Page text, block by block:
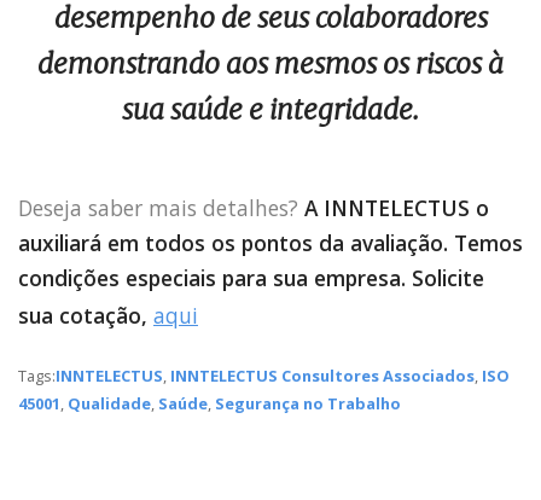
desempenho de seus colaboradores
demonstrando aos mesmos os riscos à
sua saúde e integridade.
Deseja saber mais detalhes? A INNTELECTUS o
auxiliará em todos os pontos da avaliação. Temos
condições especiais para sua empresa. Solicite
sua cotação, aqui
Tags:INNTELECTUS, INNTELECTUS Consultores Associados, ISO
45001, Qualidade, Saúde, Segurança no Trabalho